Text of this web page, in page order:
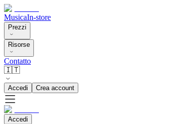
MusicaIn-store
Prezzi
Risorse
Contatto
🇮🇹
Accedi Crea account
Accedi